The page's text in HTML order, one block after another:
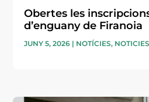
Obertes les
d’enguany de Firanoia
JUNY 5, 2026 | NOTÍCIES,